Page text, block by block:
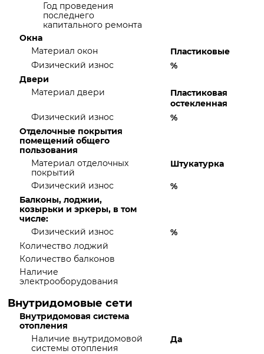
Год проведения
последнего
капитального ремонта
Окна
Материал окон
Пластиковые
Физический износ
%
Двери
Материал двери
Пластиковая
остекленная
Физический износ
%
Отделочные покрытия
помещений общего
пользования
Материал отделочных
покрытий
Штукатурка
Физический износ
%
Балконы, лоджии,
козырьки и эркеры, в том
числе:
Физический износ
%
Количество лоджий
Количество балконов
Наличие
электрооборудования
Внутридомовые сети
Внутридомовая система
отопления
Наличие внутридомовой
системы отопления
Да